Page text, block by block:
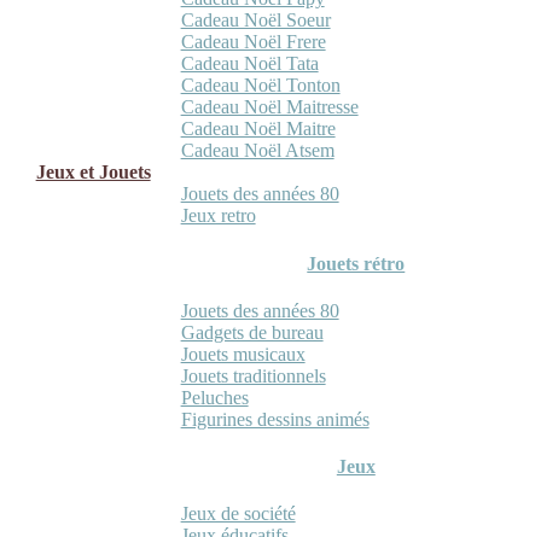
Cadeau Noël Soeur
Cadeau Noël Frere
Cadeau Noël Tata
Cadeau Noël Tonton
Cadeau Noël Maitresse
Cadeau Noël Maitre
Cadeau Noël Atsem
Jeux et Jouets
Jouets des années 80
Jeux retro
Jouets rétro
Jouets des années 80
Gadgets de bureau
Jouets musicaux
Jouets traditionnels
Peluches
Figurines dessins animés
Jeux
Jeux de société